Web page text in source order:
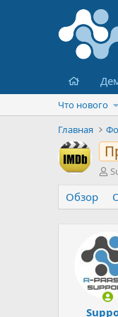
Что нового
Главная
А
т
о
т
е
м
ы
Обзор